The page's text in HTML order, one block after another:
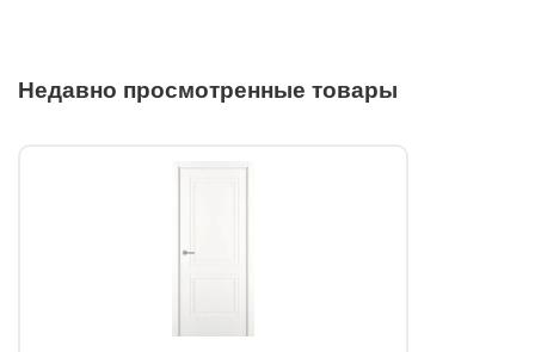
Недавно просмотренные товары